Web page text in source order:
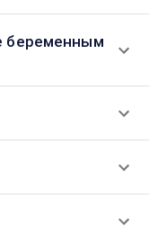
беременным